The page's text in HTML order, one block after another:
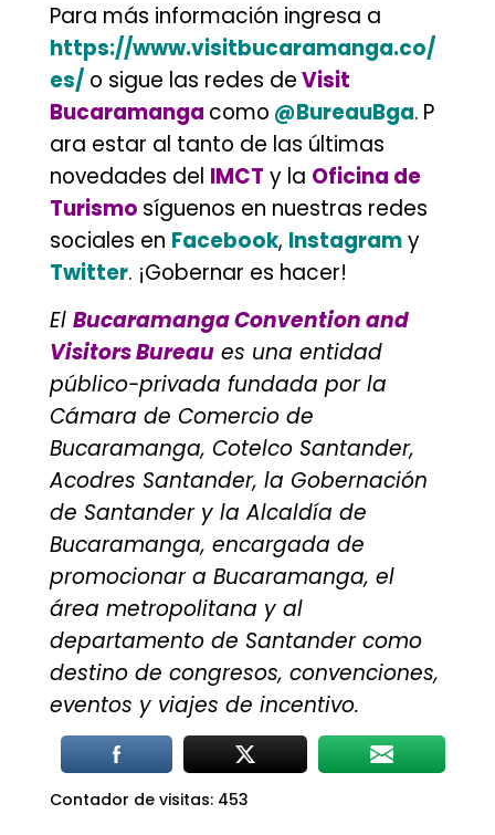
Para más información ingresa a
https://www.visitbucaramanga.co/
es/o sigue las redes deVisit
Bucaramanga como @BureauBga. P
ara estar al tanto de las últimas
novedades del IMCT y la Oficina de
Turismo síguenos en nuestras redes
sociales en Facebook, Instagramy
Twitter. ¡Gobernar es hacer!
El Bucaramanga Convention and
Visitors Bureaues una entidad
público-privada fundada por la
Cámara de Comercio de
Bucaramanga, Cotelco Santander,
Acodres Santander, la Gobernación
de Santander y la Alcaldía de
Bucaramanga, encargada de
promocionar a Bucaramanga, el
área metropolitana y al
departamento de Santander como
destino de congresos, convenciones,
eventos y viajes de incentivo.
Contador de visitas: 453